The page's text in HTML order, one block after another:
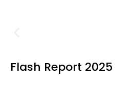
Flash Report 2025